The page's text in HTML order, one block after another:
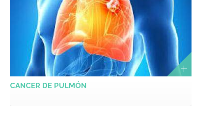
CANCER DE PULMÓN